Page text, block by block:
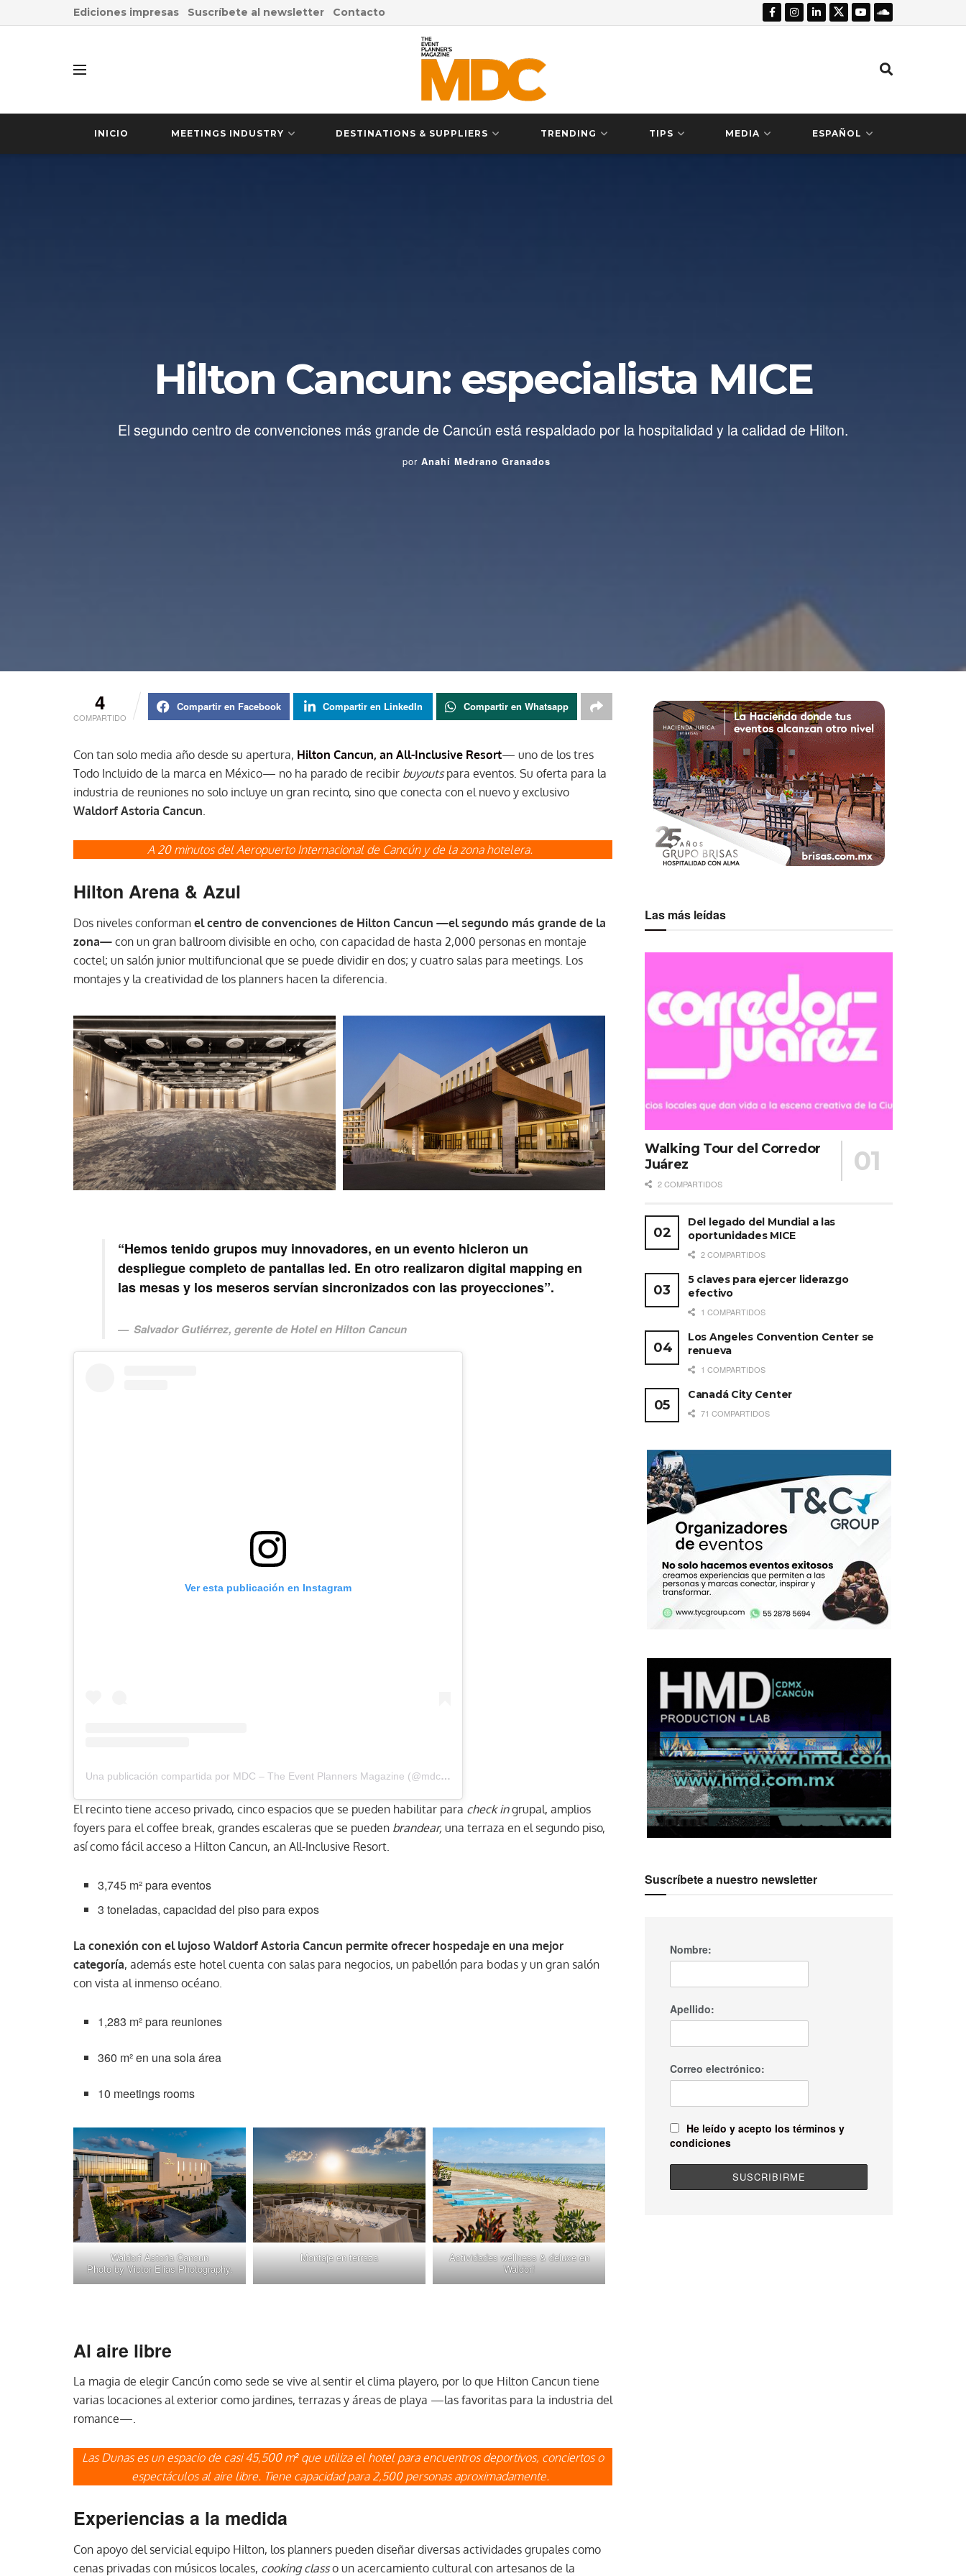
Ediciones impresas Suscríbete al newsletter Contacto
INICIO MEETINGS INDUSTRY DESTINATIONS & SUPPLIERS TRENDING TIPS MEDIA ESPAÑOL
Hilton Cancun: especialista MICE
El segundo centro de convenciones más grande de Cancún está respaldado por la hospitalidad y la calidad de Hilton.
por Anahí Medrano Granados
4
COMPARTIDO
Compartir en Facebook Compartir en LinkedIn Compartir en Whatsapp
Con tan solo media año desde su apertura, Hilton Cancun, an All-Inclusive Resort— uno de los tres
Todo Incluido de la marca en México— no ha parado de recibir buyoutspara eventos. Su oferta para la
industria de reuniones no solo incluye un gran recinto, sino que conecta con el nuevo y exclusivo
Waldorf Astoria Cancun.
A 20 minutos del Aeropuerto Internacional de Cancún y de la zona hotelera.
Hilton Arena & Azul
Dos niveles conforman el centro de convenciones de Hilton Cancun —el segundo más grande de la
zona— con un gran ballroom divisible en ocho, con capacidad de hasta 2,000 personas en montaje
coctel; un salón junior multifuncional que se puede dividir en dos; y cuatro salas para meetings. Los
montajes y la creatividad de los planners hacen la diferencia.
“Hemos tenido grupos muy innovadores, en un evento hicieron un
despliegue completo de pantallas led. En otro realizaron digital mapping en
las mesas y los meseros servían sincronizados con las proyecciones”.
Salvador Gutiérrez, gerente de Hotel en Hilton Cancun
Ver esta publicación en Instagram
Una publicación compartida por MDC – The Event Planners Magazine (@mdc_magazine)
El recinto tiene acceso privado, cinco espacios que se pueden habilitar para check ingrupal, amplios
foyers para el coffee break, grandes escaleras que se pueden brandear, una terraza en el segundo piso,
así como fácil acceso a Hilton Cancun, an All-Inclusive Resort.
3,745 m² para eventos
3 toneladas, capacidad del piso para expos
La conexión con el lujoso Waldorf Astoria Cancun permite ofrecer hospedaje en una mejor
categoría, además este hotel cuenta con salas para negocios, un pabellón para bodas y un gran salón
con vista al inmenso océano.
1,283 m² para reuniones
360 m² en una sola área
10 meetings rooms
Waldorf Astoria Cancun
Photo by Victor Elias Photography.
Montaje en terraza
Actividades wellness & deluxe en
Waldorf
Al aire libre
La magia de elegir Cancún como sede se vive al sentir el clima playero, por lo que Hilton Cancun tiene
varias locaciones al exterior como jardines, terrazas y áreas de playa —las favoritas para la industria del
romance—.
Las Dunas es un espacio de casi 45,500 m² que utiliza el hotel para encuentros deportivos, conciertos o
espectáculos al aire libre. Tiene capacidad para 2,500 personas aproximadamente.
Experiencias a la medida
Con apoyo del servicial equipo Hilton, los planners pueden diseñar diversas actividades grupales como
cenas privadas con músicos locales, cooking classo un acercamiento cultural con artesanos de la
Las más leídas
Walking Tour del Corredor
Juárez
2 COMPARTIDOS
Del legado del Mundial a las
oportunidades MICE
2 COMPARTIDOS
5 claves para ejercer liderazgo
efectivo
1 COMPARTIDOS
Los Angeles Convention Center se
renueva
1 COMPARTIDOS
Canadá City Center
71 COMPARTIDOS
Suscríbete a nuestro newsletter
Nombre:
Apellido:
Correo electrónico:
He leído y acepto los términos y
condiciones